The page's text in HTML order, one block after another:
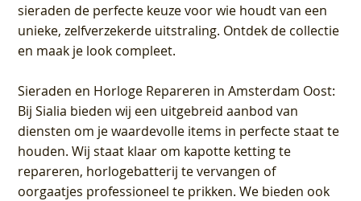
sieraden de perfecte keuze voor wie houdt van een
unieke, zelfverzekerde uitstraling. Ontdek de collectie
en maak je look compleet.
Sieraden en Horloge Repareren in Amsterdam Oost:
Bij Sialia bieden wij een uitgebreid aanbod van
diensten om je waardevolle items in perfecte staat te
houden. Wij staat klaar om kapotte ketting te
repareren, horlogebatterij te vervangen of
oorgaatjes professioneel te prikken. We bieden ook